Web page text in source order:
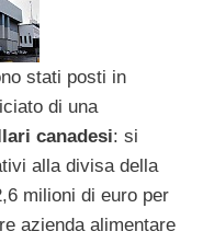
stati posti in
di una
canadesi: si
alla divisa della
milioni di euro per
azienda alimentare